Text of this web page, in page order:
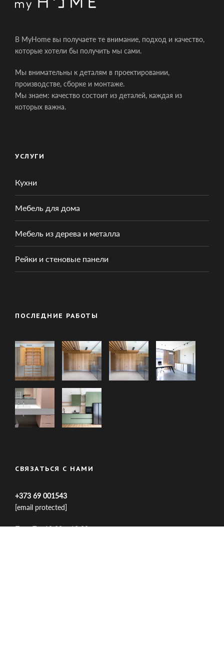
В MyHome вы получаете те внимание, подход и качество,
которые хотели бы получить мы сами.
Мы внимательны к деталям в проектировании,
производстве, сборке и монтаже.
Мы знаем: качество состоит из деталей, каждая из
которых важна.
УСЛУГИ
Кухни
Мебель для дома
Мебель из дерева и металла
Рейки и стеновые панели
ПОСЛЕДНИЕ РАБОТЫ
СВЯЗАТЬСЯ С НАМИ
+373 69 001543
[email protected]
Пн – Пт: 10:00 – 18:00